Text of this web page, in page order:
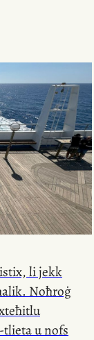
li jekk
Noħroġ
tlietau nofs